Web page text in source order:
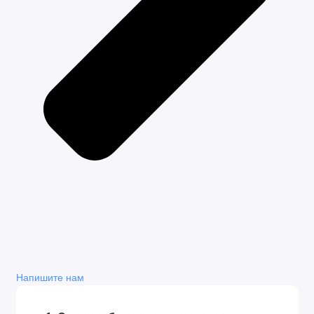
Люлька с накидкой
Прогулочный блок
Теплая накидка на ножки
Шасс с колесами
Корзина для покупок
Дождевик
Москитная сетка
Сумка для мамы
Напишите нам